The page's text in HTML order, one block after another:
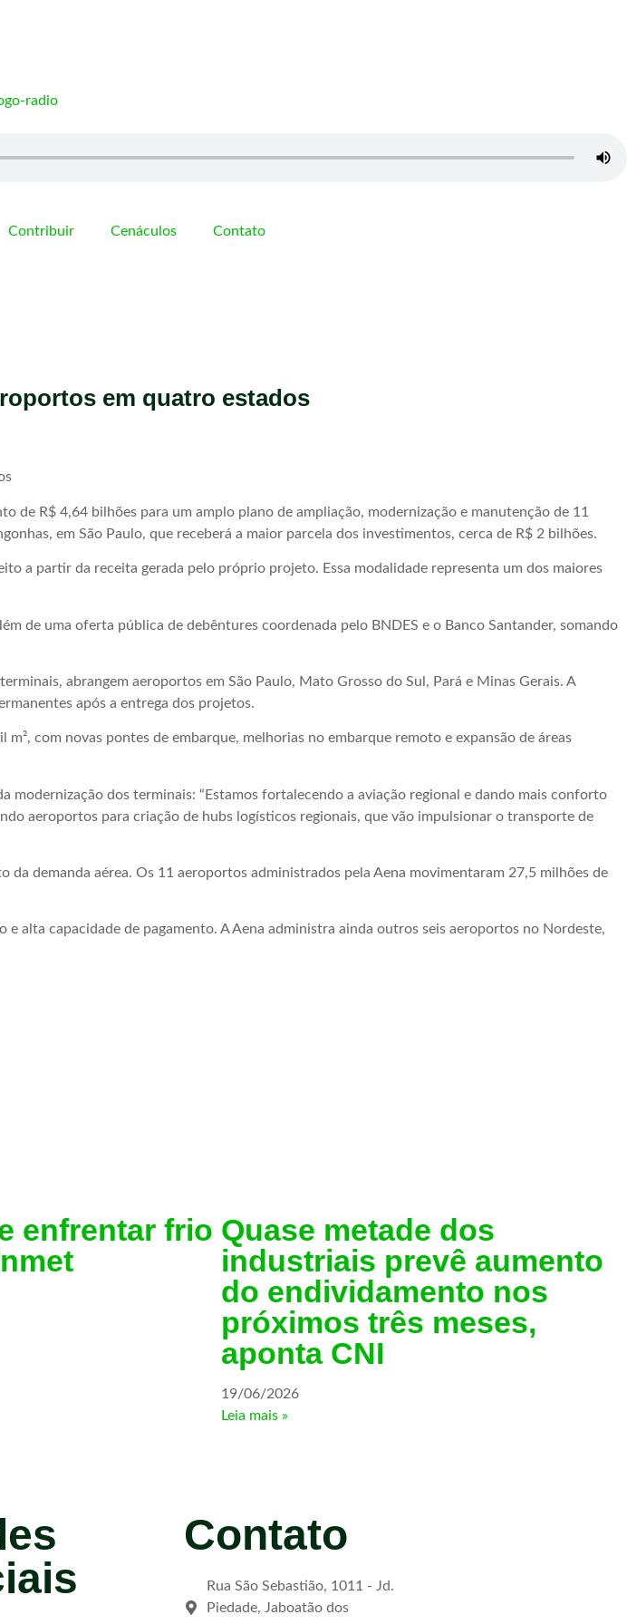
Contribuir Cenáculos Contato
em quatro estados
de R$ 4,64 bilhões para um amplo plano de ampliação, modernização e manutenção de 11
em São Paulo, que receberá a maior parcela dos investimentos, cerca de R$ 2 bilhões.
a partir da receita gerada pelo próprio projeto. Essa modalidade representa um dos maiores
de uma oferta pública de debêntures coordenada pelo BNDES e o Banco Santander, somando
abrangem aeroportos em São Paulo, Mato Grosso do Sul, Pará e Minas Gerais. A
após a entrega dos projetos.
com novas pontes de embarque, melhorias no embarque remoto e expansão de áreas
dos terminais: “Estamos fortalecendo a aviação regional e dando mais conforto
aeroportos para criação de hubs logísticos regionais, que vão impulsionar o transporte de
demanda aérea. Os 11 aeroportos administrados pela Aena movimentaram 27,5 milhões de
alta capacidade de pagamento. A Aena administra ainda outros seis aeroportos no Nordeste,
enfrentar frio Quase metade dos
industriais prevê aumento
do endividamento nos
próximos três meses,
aponta CNI
19/06/2026
Leia mais »
Contato
Rua São Sebastião, 1011 - Jd.
Piedade, Jaboatão dos